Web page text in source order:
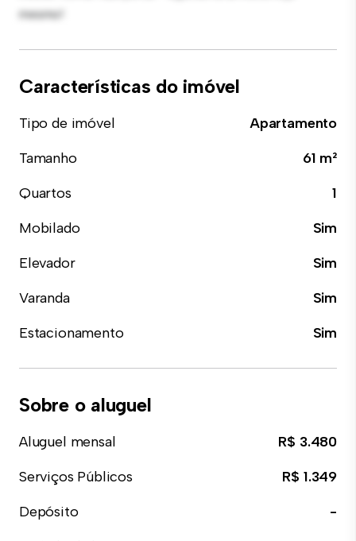
mesmo!
Características do imóvel
Tipo de imóvel
Apartamento
Tamanho
61 m²
Quartos
1
Mobilado
Sim
Elevador
Sim
Varanda
Sim
Estacionamento
Sim
Sobre o aluguel
Aluguel mensal
R$ 3.480
Serviços Públicos
R$ 1.349
Depósito
-